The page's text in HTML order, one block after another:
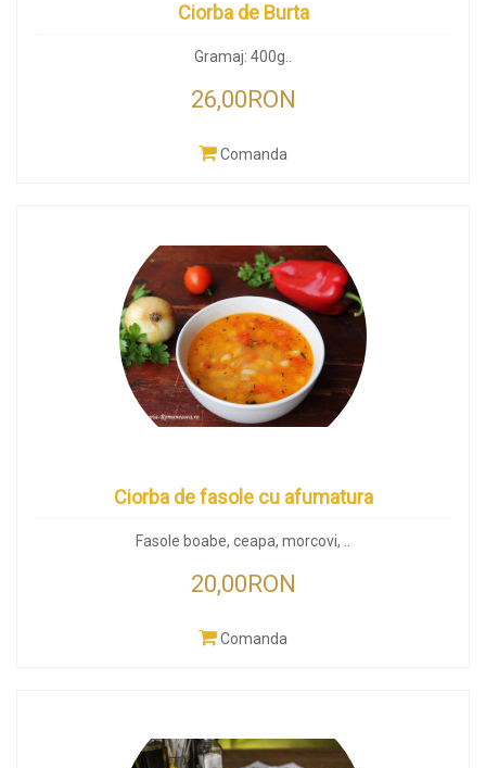
Ciorba de Burta
Gramaj: 400g..
26,00RON
Comanda
Ciorba de fasole cu afumatura
Fasole boabe, ceapa, morcovi, ..
20,00RON
Comanda